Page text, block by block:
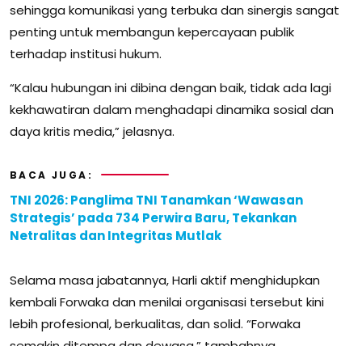
sehingga komunikasi yang terbuka dan sinergis sangat
penting untuk membangun kepercayaan publik
terhadap institusi hukum.
“Kalau hubungan ini dibina dengan baik, tidak ada lagi
kekhawatiran dalam menghadapi dinamika sosial dan
daya kritis media,” jelasnya.
BACA JUGA:
TNI 2026: Panglima TNI Tanamkan ‘Wawasan
Strategis’ pada 734 Perwira Baru, Tekankan
Netralitas dan Integritas Mutlak
Selama masa jabatannya, Harli aktif menghidupkan
kembali Forwaka dan menilai organisasi tersebut kini
lebih profesional, berkualitas, dan solid. “Forwaka